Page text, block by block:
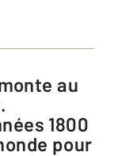
1800
pour